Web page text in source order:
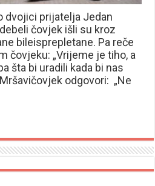
dvojici prijatelja Jedan
čovjek išli su kroz
bileisprepletane. Pa reče
čovjeku: „Vrijeme je tiho, a
šta bi uradili kada bi nas
odgovori: „Ne